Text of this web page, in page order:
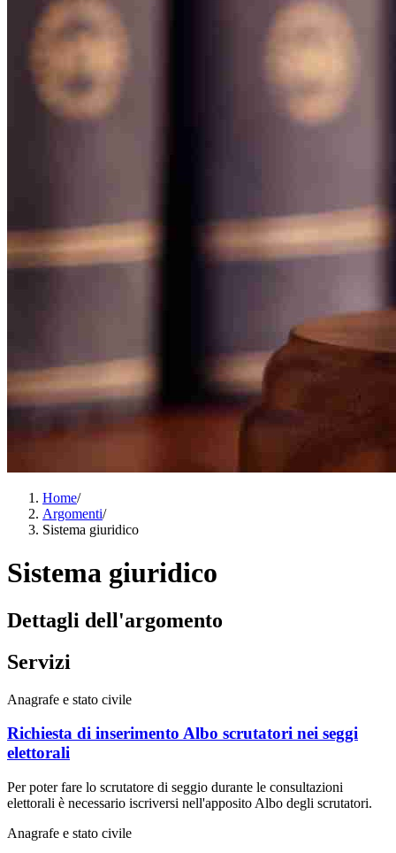
Home/
Argomenti/
Sistema giuridico
Sistema giuridico
Dettagli dell'argomento
Servizi
Anagrafe e stato civile
Richiesta di inserimento Albo scrutatori nei seggi
elettorali
Per poter fare lo scrutatore di seggio durante le consultazioni
elettorali è necessario iscriversi nell'apposito Albo degli scrutatori.
Anagrafe e stato civile